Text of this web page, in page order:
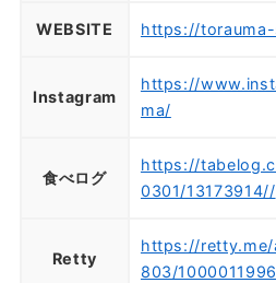
WEBSITE https://
Instagram
https://
ma/
食べログ
https://
0301/13173914//
Retty
https://retty.me/
803/